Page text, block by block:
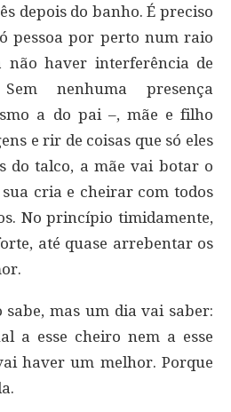
depois do banho. É preciso
pessoa por perto num raio
não haver interferência de
nenhuma presença
a do pai –, mãe e filho
e rir de coisas que só eles
do talco, a mãe vai botar o
cria e cheirar com todos
No princípio timidamente,
até quase arrebentar os
mas um dia vai saber:
a esse cheiro nem a esse
haver um melhor. Porque